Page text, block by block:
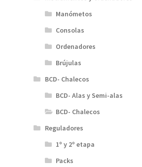
Manómetos
Consolas
Ordenadores
Brújulas
BCD- Chalecos
BCD- Alas y Semi-alas
BCD- Chalecos
Reguladores
1º y 2º etapa
Packs